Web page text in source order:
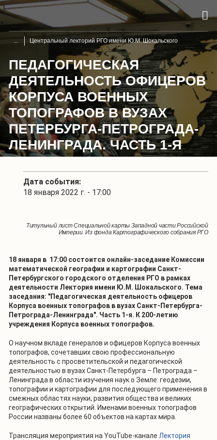
Центральный лекторий РГО имени Ю.М. Шокальского
ПЕДАГОГИЧЕСКАЯ
ДЕЯТЕЛЬНОСТЬ ОФИЦЕРОВ
КОРПУСА ВОЕННЫХ
ТОПОГРАФОВ В ВУЗАХ
ПЕТЕРБУРГА-ПЕТРОГРАДА-
ЛЕНИНГРАДА. ЧАСТЬ 1-Я
Дата события:
18 января 2022 г. - 17:00
Титульный лист Специальной карты Западной части Российской
Империи. Из фонда Картографического собрания РГО
18 января в 17:00 состоится онлайн-заседание Комиссии
математической географии и картографии Санкт-
Петербургского городского отделения РГО в рамках
деятельности Лектория имени Ю.М. Шокальского. Тема
заседания: "Педагогическая деятельность офицеров
Корпуса военных топографов в вузах Санкт-Петербурга-
Петрограда-Ленинграда". Часть 1-я. К 200-летию
учреждения Корпуса военных топографов.
О научном вкладе генералов и офицеров Корпуса военных
топографов, сочетавших свою профессиональную
деятельность с просветительской и педагогической
деятельностью в вузах Санкт-Петербурга – Петрограда –
Ленинграда в области изучения наук о Земле: геодезии,
топографии и картографии для последующего применения в
смежных областях науки, развития общества и великих
географических открытий. Именами военных топографов
России названы более 60 объектов на картах мира.
Трансляция мероприятия на YouTube-канале Лектория